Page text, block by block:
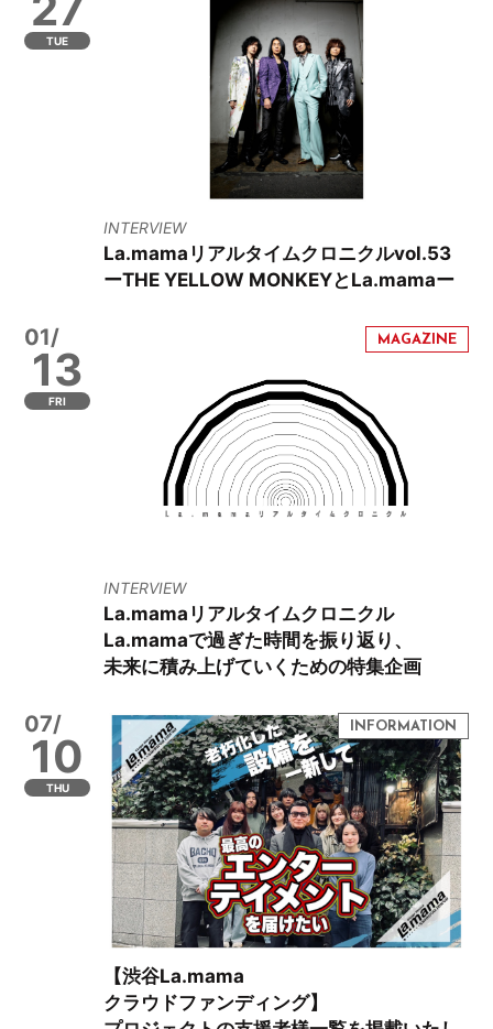
TUE
INTERVIEW
La.mamaリアルタイムクロニクルvol.53
ーTHE YELLOW MONKEYとLa.mamaー
01/
13
FRI
INTERVIEW
La.mamaリアルタイムクロニクル
La.mamaで過ぎた時間を振り返り、
未来に積み上げていくための特集企画
07/
10
THU
【渋谷La.mama
クラウドファンディング】